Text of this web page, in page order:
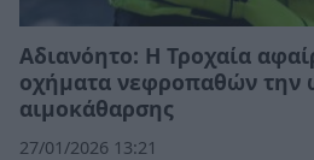
Αδιανόητο: Η Τροχαία
οχήματα νεφροπαθών την
αιμοκάθαρσης
27/01/2026 13:21